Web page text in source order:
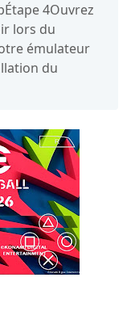
4Ouvrez
lors du
émulateur
du